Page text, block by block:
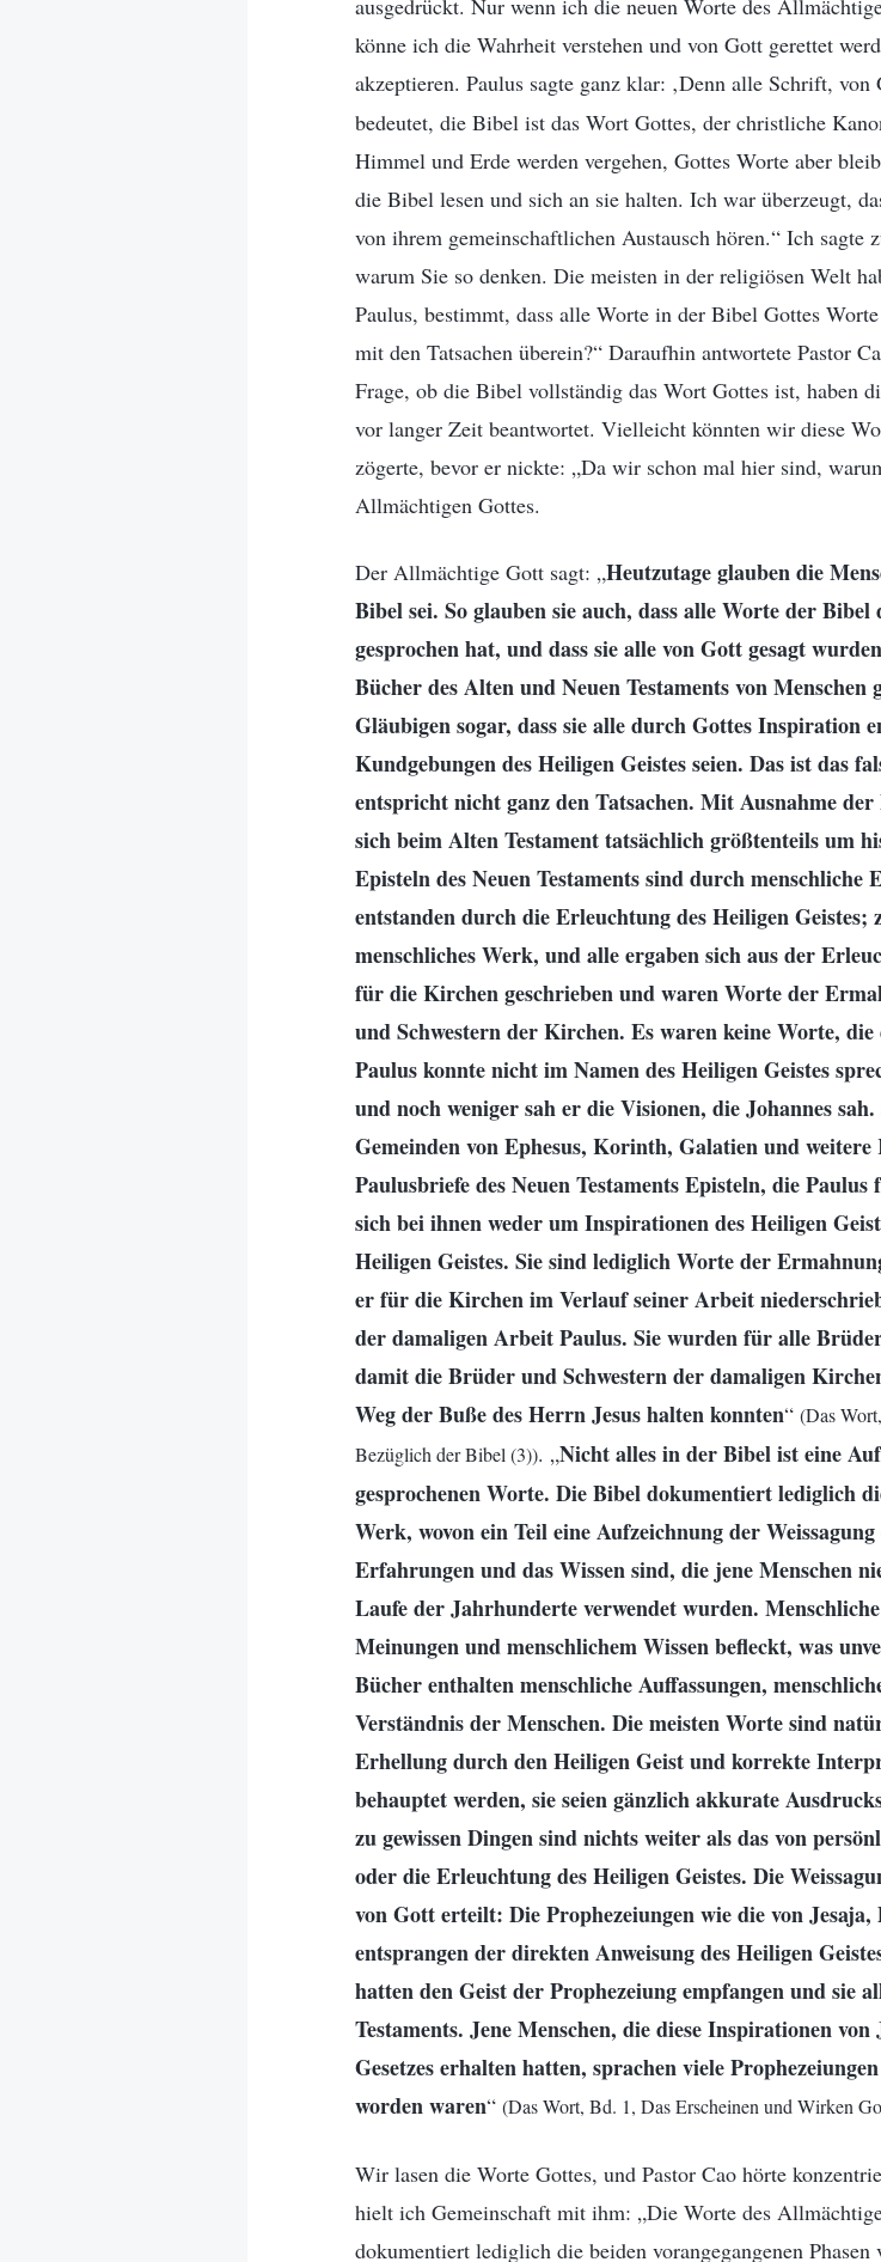
ausgedrückt. Nur wenn ich die neuen Worte des
könne ich die Wahrheit verstehen und von Gott gerettet
akzeptieren. Paulus sagte ganz klar: ‚Denn alle Schrift, von
bedeutet, die Bibel ist das Wort Gottes, der christliche
Himmel und Erde werden vergehen, Gottes Worte aber
die Bibel lesen und sich an sie halten. Ich war überzeugt,
von ihrem gemeinschaftlichen Austausch hören.“ Ich sagte
warum Sie so denken. Die meisten in der religiösen Welt
Paulus, bestimmt, dass alle Worte in der Bibel Gottes
mit den Tatsachen überein?“ Daraufhin antwortete Pastor
Frage, ob die Bibel vollständig das Wort Gottes ist, haben
vor langer Zeit beantwortet. Vielleicht könnten wir diese
zögerte, bevor er nickte: „Da wir schon mal hier sind,
Allmächtigen Gottes.
Der Allmächtige Gott sagt: „Heutzutage glauben die
Bibel sei. So glauben sie auch, dass alle Worte der
gesprochen hat, und dass sie alle von Gott gesagt
Bücher des Alten und Neuen Testaments von Menschen
Gläubigen sogar, dass sie alle durch Gottes Inspiration
Kundgebungen des Heiligen Geistes seien. Das ist das
entspricht nicht ganz den Tatsachen. Mit Ausnahme
sich beim Alten Testament tatsächlich größtenteils um
Episteln des Neuen Testaments sind durch
entstanden durch die Erleuchtung des Heiligen Geistes;
menschliches Werk, und alle ergaben sich aus der
für die Kirchen geschrieben und waren Worte der
und Schwestern der Kirchen. Es waren keine Worte,
Paulus konnte nicht im Namen des Heiligen Geistes
und noch weniger sah er die Visionen, die Johannes
Gemeinden von Ephesus, Korinth, Galatien und
Paulusbriefe des Neuen Testaments Episteln, die
sich bei ihnen weder um Inspirationen des Heiligen
Heiligen Geistes. Sie sind lediglich Worte der
er für die Kirchen im Verlauf seiner Arbeit
der damaligen Arbeit Paulus. Sie wurden für alle
damit die Brüder und Schwestern der damaligen
Weg der Buße des Herrn Jesus halten konnten“ (Das
Bezüglich der Bibel (3)). „Nicht alles in der Bibel ist eine
gesprochenen Worte. Die Bibel dokumentiert lediglich
Werk, wovon ein Teil eine Aufzeichnung der
Erfahrungen und das Wissen sind, die jene Menschen
Laufe der Jahrhunderte verwendet wurden.
Meinungen und menschlichem Wissen befleckt, was
Bücher enthalten menschliche Auffassungen,
Verständnis der Menschen. Die meisten Worte sind
Erhellung durch den Heiligen Geist und korrekte
behauptet werden, sie seien gänzlich akkurate
zu gewissen Dingen sind nichts weiter als das von
oder die Erleuchtung des Heiligen Geistes. Die
von Gott erteilt: Die Prophezeiungen wie die von
entsprangen der direkten Anweisung des Heiligen
hatten den Geist der Prophezeiung empfangen und sie
Testaments. Jene Menschen, die diese Inspirationen
Gesetzes erhalten hatten, sprachen viele
worden waren“ (Das Wort, Bd. 1, Das Erscheinen und Wirken
Wir lasen die Worte Gottes, und Pastor Cao hörte
hielt ich Gemeinschaft mit ihm: „Die Worte des
dokumentiert lediglich die beiden vorangegangenen